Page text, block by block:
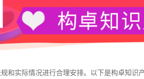
和实际情况进行合理安排。以下是构卓知识